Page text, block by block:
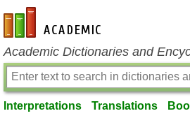
en-academic.com
Academic Dictionaries and
Interpretations Translations